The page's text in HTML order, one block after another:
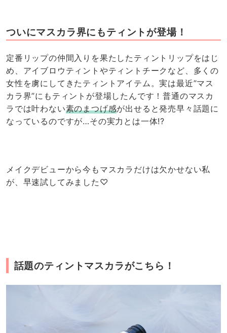
ついにマスカラ界にもティントが登場！
定番リップの仲間入りを果たしたティントリップをはじ
め、アイブロウティントやティントチークなど、多くの
女性を虜にしてきたティントアイテム。実は最近”マス
カラ界”にもティントが登場したんです！普通のマスカ
ラでは叶わない素のまつげ感が出せると発売早々話題に
なっているのですが…その実力とは一体!?
メイクデビューから今もマスカラだけは欠かせない私
が、早速試してみました♡
話題のティントマスカラがこちら！